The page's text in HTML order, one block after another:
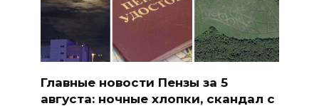
Главные новости Пензы за 5
августа: ночные хлопки, скандал с